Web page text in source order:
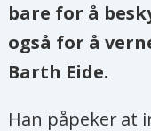
bare for å
også for å
Barth Eide.
Han påpeker at